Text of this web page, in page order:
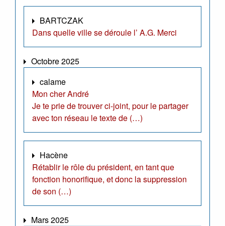
BARTCZAK
Dans quelle ville se déroule l’ A.G. Merci
Octobre 2025
calame
Mon cher André
Je te prie de trouver ci-joint, pour le partager
avec ton réseau le texte de (…)
Hacène
Rétablir le rôle du président, en tant que
fonction honorifique, et donc la suppression
de son (…)
Mars 2025